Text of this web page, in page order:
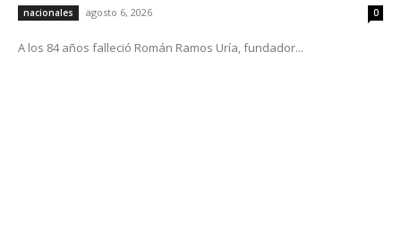
nacionales agosto 6, 2026 0
A los 84 años falleció Román Ramos Uría, fundador...